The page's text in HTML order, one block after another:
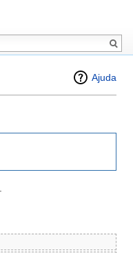
Ajuda